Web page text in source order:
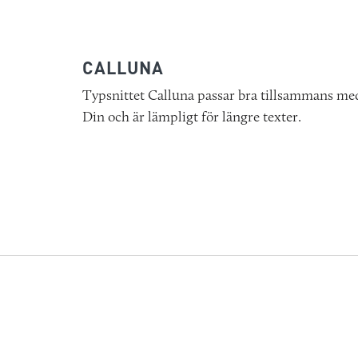
CALLUNA
Typsnittet Calluna passar bra tillsammans
Din och är lämpligt för längre texter.